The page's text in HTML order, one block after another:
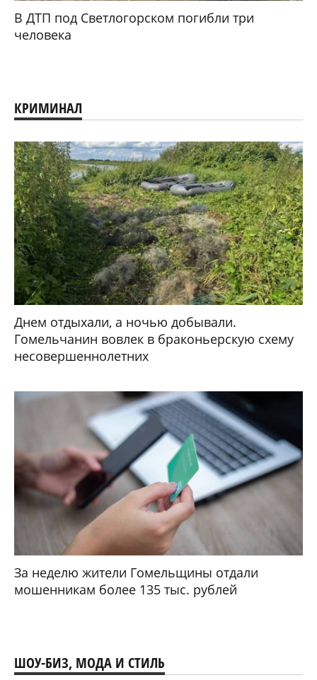
В ДТП под Светлогорском погибли три
человека
КРИМИНАЛ
Днем отдыхали, а ночью добывали.
Гомельчанин вовлек в браконьерскую схему
несовершеннолетних
За неделю жители Гомельщины отдали
мошенникам более 135 тыс. рублей
ШОУ-БИЗ, МОДА И СТИЛЬ